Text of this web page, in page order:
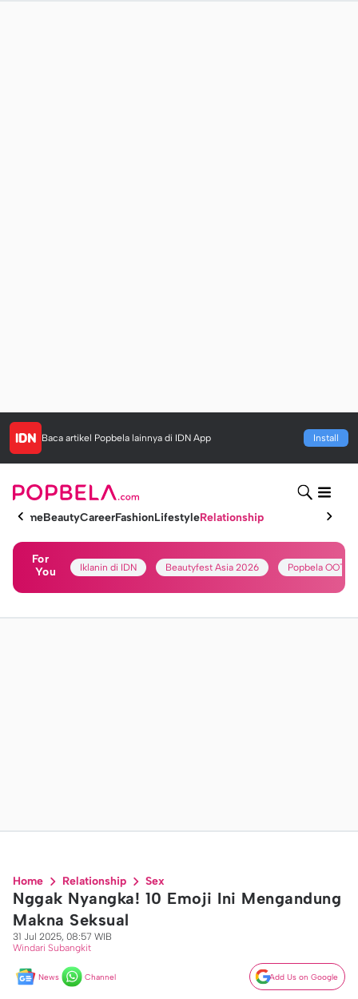
Baca artikel Popbela lainnya di IDN App Install
HomeBeautyCareerFashionLifestyleRelationship
For
You
Iklanin di IDN Beautyfest Asia 2026 Popbela OOTD
Home Relationship Sex
Nggak Nyangka! 10 Emoji Ini Mengandung
Makna Seksual
31 Jul 2025, 08:57 WIB
Windari Subangkit
News Channel Add Us on Google